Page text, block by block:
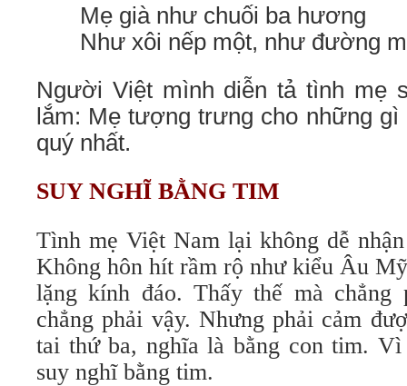
Mẹ già như chuối ba hương
Như xôi nếp một, như đường
Người Việt mình diễn tả tình mẹ
lắm: Mẹ tượng trưng cho những gì
quý nhất.
SUY NGHĨ BẰNG TIM
Tình mẹ Việt Nam lại không dễ
Không hôn hít rầm rộ như kiểu Âu
lặng kính đáo. Thấy thế mà chẳng
chẳng phải vậy. Nhưng phải cảm
tai thứ ba, nghĩa là bằng con tim.
suy nghĩ bằng tim.